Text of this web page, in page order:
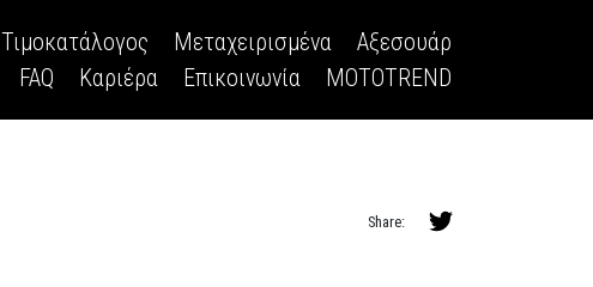
Τιμοκατάλογος Μεταχειρισμένα
Αξεσουάρ
FAQ Καριέρα Επικοινωνία MOTOTREND
Share: